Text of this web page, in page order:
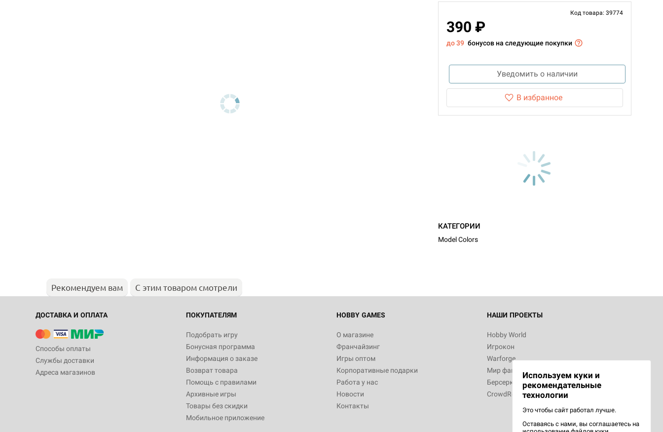
Код товара: 39774
390 ₽
до 39 бонусов на следующие покупки
Уведомить о наличии
В избранное
КАТЕГОРИИ
Model Colors
Рекомендуем вам С этим товаром смотрели
ДОСТАВКА И ОПЛАТА
Способы оплаты
Службы доставки
Адреса магазинов
ПОКУПАТЕЛЯМ
Подобрать игру
Бонусная программа
Информация о заказе
Возврат товара
Помощь с правилами
Архивные игры
Товары без скидки
Мобильное приложение
HOBBY GAMES
О магазине
Франчайзинг
Игры оптом
Корпоративные подарки
Работа у нас
Новости
Контакты
НАШИ ПРОЕКТЫ
Hobby World
Игрокон
Warforge
Мир фантастики
Берсерк
CrowdRepublic
Используем куки и
рекомендательные
технологии
Это чтобы сайт работал лучше.
Оставаясь с нами, вы соглашаетесь на